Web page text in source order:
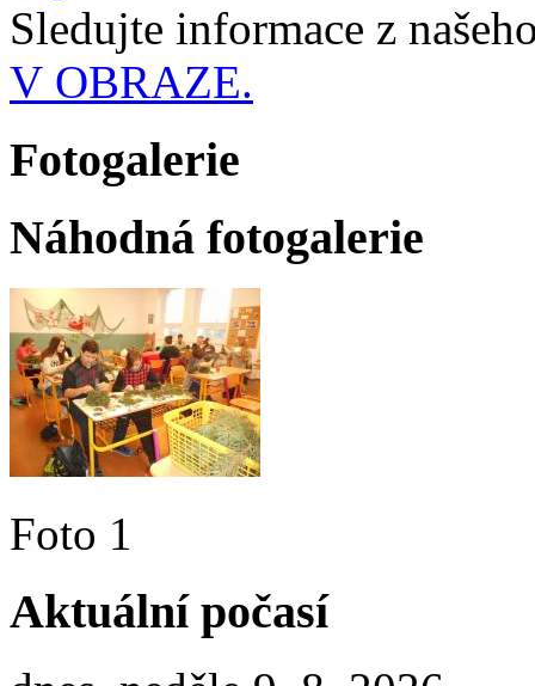
Sledujte informace z
V OBRAZE.
Fotogalerie
Náhodná fotogalerie
Foto 1
Aktuální počasí